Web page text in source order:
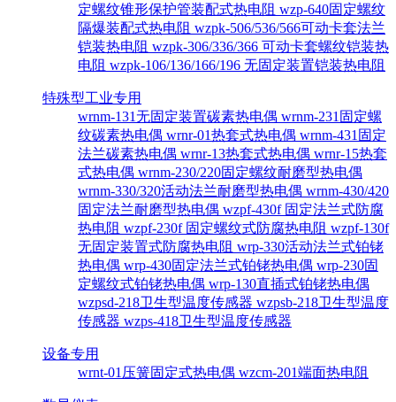
定螺纹锥形保护管装配式热电阻 wzp-640固定螺纹
隔爆装配式热电阻 wzpk-506/536/566可动卡套法兰
铠装热电阻 wzpk-306/336/366 可动卡套螺纹铠装热
电阻 wzpk-106/136/166/196 无固定装置铠装热电阻
特殊型工业专用
wrnm-131无固定装置碳素热电偶 wrnm-231固定螺
纹碳素热电偶 wrnr-01热套式热电偶 wrnm-431固定
法兰碳素热电偶 wrnr-13热套式热电偶 wrnr-15热套
式热电偶 wrnm-230/220固定螺纹耐磨型热电偶
wrnm-330/320活动法兰耐磨型热电偶 wrnm-430/420
固定法兰耐磨型热电偶 wzpf-430f 固定法兰式防腐
热电阻 wzpf-230f 固定螺纹式防腐热电阻 wzpf-130f
无固定装置式防腐热电阻 wrp-330活动法兰式铂铑
热电偶 wrp-430固定法兰式铂铑热电偶 wrp-230固
定螺纹式铂铑热电偶 wrp-130直插式铂铑热电偶
wzpsd-218卫生型温度传感器 wzpsb-218卫生型温度
传感器 wzps-418卫生型温度传感器
设备专用
wrnt-01压簧固定式热电偶 wzcm-201端面热电阻